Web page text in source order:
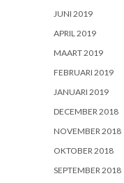
JUNI 2019
APRIL 2019
MAART 2019
FEBRUARI 2019
JANUARI 2019
DECEMBER 2018
NOVEMBER 2018
OKTOBER 2018
SEPTEMBER 2018